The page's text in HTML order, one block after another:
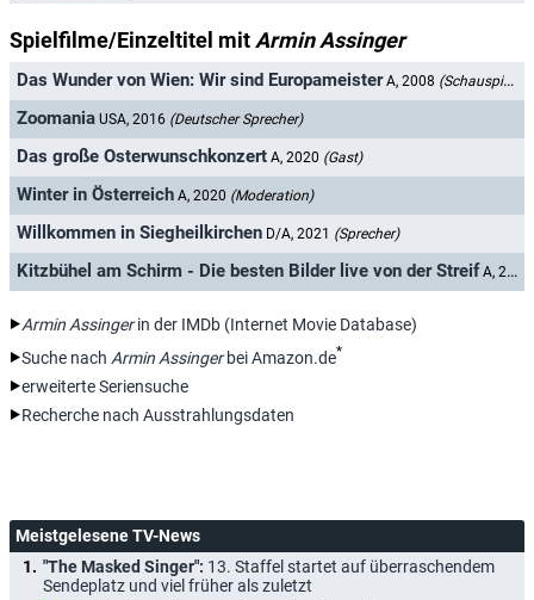
Spielfilme/Einzeltitel mit Armin Assinger
Das Wunder von Wien: Wir sind Europameister A, 2008 (Schauspieler)
Zoomania USA, 2016 (Deutscher Sprecher)
Das große Osterwunschkonzert A, 2020 (Gast)
Winter in Österreich A, 2020 (Moderation)
Willkommen in Siegheilkirchen D/A, 2021 (Sprecher)
Kitzbühel am Schirm - Die besten Bilder live von der Streif A, 2025
Armin Assingerin der IMDb (Internet Movie Database)
Suche nach Armin Assingerbei Amazon.de*
erweiterte Seriensuche
Recherche nach Ausstrahlungsdaten
Meistgelesene TV-News
"The Masked Singer": 13. Staffel startet auf überraschendem
Sendeplatz und viel früher als zuletzt